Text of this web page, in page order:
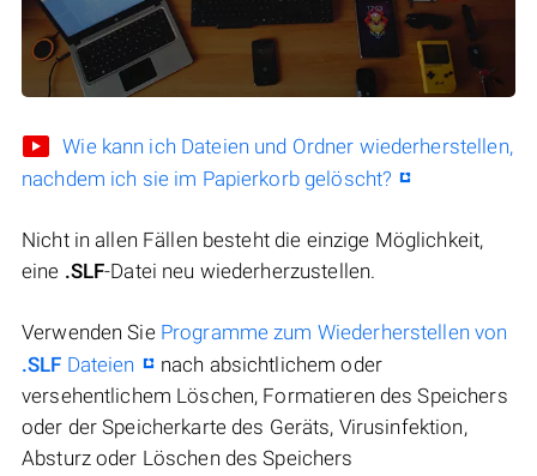
Wie kann ich Dateien und Ordner wiederherstellen,
nachdem ich sie im Papierkorb gelöscht?
Nicht in allen Fällen besteht die einzige Möglichkeit,
eine .SLF-Datei neu wiederherzustellen.
Verwenden Sie Programme zum Wiederherstellen von
.SLF Dateien
nach absichtlichem oder
versehentlichem Löschen, Formatieren des Speichers
oder der Speicherkarte des Geräts, Virusinfektion,
Absturz oder Löschen des Speichers